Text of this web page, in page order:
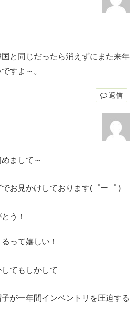
と同じだったら消えずにまた来年
すよ～。
返信
まして～
お見かけしております(゜ー゜ )
う！
って嬉しい！
てもしかして
が一年間インベントリを圧迫する